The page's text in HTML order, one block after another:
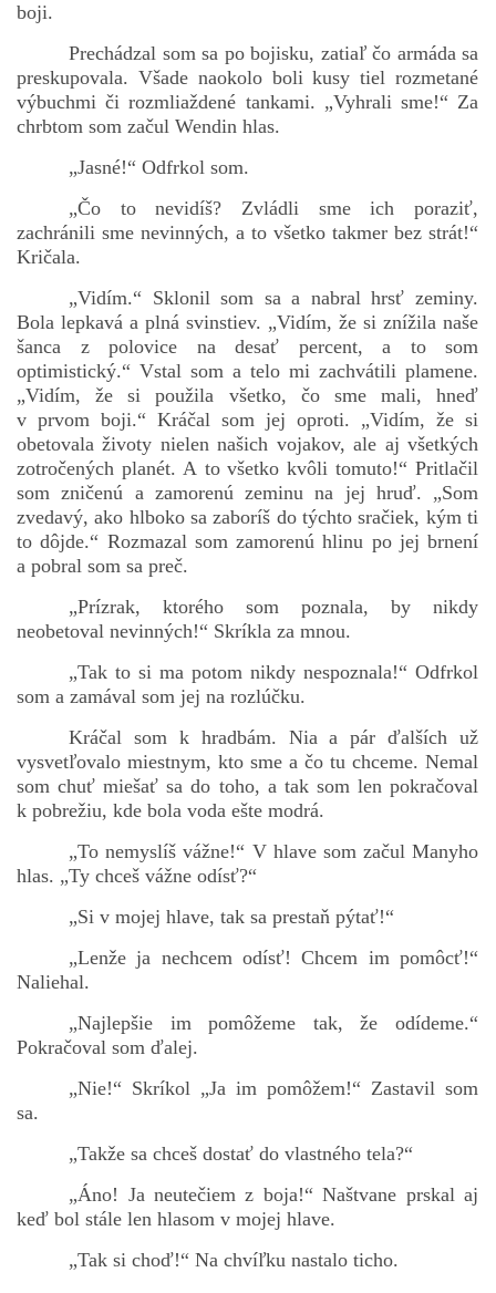
boji.
Prechádzal som sa po bojisku, zatiaľ čo armáda sa
preskupovala. Všade naokolo boli kusy tiel rozmetané
výbuchmi či rozmliaždené tankami. „Vyhrali sme!“ Za
chrbtom som začul Wendin hlas.
„Jasné!“ Odfrkol som.
„Čo to nevidíš? Zvládli sme ich poraziť,
zachránili sme nevinných, a to všetko takmer bez strát!“
Kričala.
„Vidím.“ Sklonil som sa a nabral hrsť zeminy.
Bola lepkavá a plná svinstiev. „Vidím, že si znížila naše
šanca z polovice na desať percent, a to som
optimistický.“ Vstal som a telo mi zachvátili plamene.
„Vidím, že si použila všetko, čo sme mali, hneď
v prvom boji.“ Kráčal som jej oproti. „Vidím, že si
obetovala životy nielen našich vojakov, ale aj všetkých
zotročených planét. A to všetko kvôli tomuto!“ Pritlačil
som zničenú a zamorenú zeminu na jej hruď. „Som
zvedavý, ako hlboko sa zaboríš do týchto sračiek, kým ti
to dôjde.“ Rozmazal som zamorenú hlinu po jej brnení
a pobral som sa preč.
„Prízrak, ktorého som poznala, by nikdy
neobetoval nevinných!“ Skríkla za mnou.
„Tak to si ma potom nikdy nespoznala!“ Odfrkol
som a zamával som jej na rozlúčku.
Kráčal som k hradbám. Nia a pár ďalších už
vysvetľovalo miestnym, kto sme a čo tu chceme. Nemal
som chuť miešať sa do toho, a tak som len pokračoval
k pobrežiu, kde bola voda ešte modrá.
„To nemyslíš vážne!“ V hlave som začul Manyho
hlas. „Ty chceš vážne odísť?“
„Si v mojej hlave, tak sa prestaň pýtať!“
„Lenže ja nechcem odísť! Chcem im pomôcť!“
Naliehal.
„Najlepšie im pomôžeme tak, že odídeme.“
Pokračoval som ďalej.
„Nie!“ Skríkol „Ja im pomôžem!“ Zastavil som
sa.
„Takže sa chceš dostať do vlastného tela?“
„Áno! Ja neutečiem z boja!“ Naštvane prskal aj
keď bol stále len hlasom v mojej hlave.
„Tak si choď!“ Na chvíľku nastalo ticho.